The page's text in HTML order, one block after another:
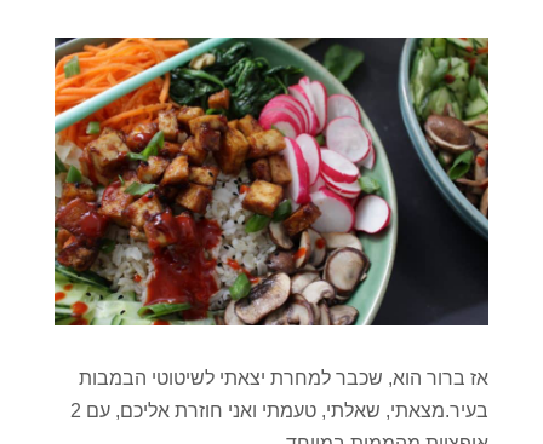
אז ברור הוא, שכבר למחרת יצאתי לשיטוטי הבמבות
בעיר.מצאתי, שאלתי, טעמתי ואני חוזרת אליכם, עם 2